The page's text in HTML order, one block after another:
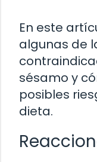
En este
algunas de
sésamo y
posibles
dieta.